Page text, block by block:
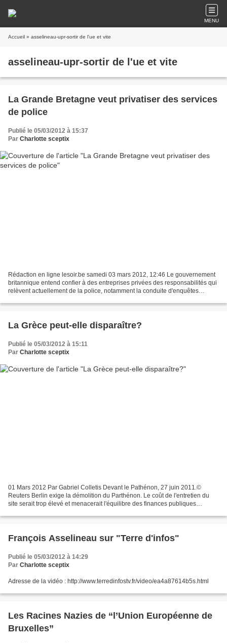
MENU
Accueil » asselineau-upr-sortir de l'ue et vite
asselineau-upr-sortir de l'ue et vite
La Grande Bretagne veut privatiser des services
de police
Publié le 05/03/2012 à 15:37
Par Charlotte sceptix
Rédaction en ligne lesoir.be samedi 03 mars 2012, 12:46 Le gouvernement
britannique entend confier à des entreprises privées des responsabilités qui
relèvent actuellement de la police, notamment la conduite d'enquêtes
La Grèce peut-elle disparaître?
Publié le 05/03/2012 à 15:11
Par Charlotte sceptix
01 Mars 2012 Par Gabriel Colletis Devant le Pathénon, 27 juin 2011.©
Reuters Berlin exige la démolition du Parthénon. Le coût de l'entretien du
site serait trop élevé et menacerait l'équilibre des finances publiques
François Asselineau sur "Terre d'infos"
Publié le 05/03/2012 à 14:29
Par Charlotte sceptix
Adresse de la vidéo : http://www.terredinfostv.fr/video/ea4a87614b5s.html
Les Racines Nazies de “l’Union Européenne de
Bruxelles”